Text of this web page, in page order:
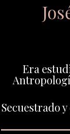
Era
Secuestrado